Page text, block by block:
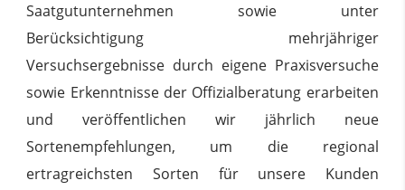
Saatgutunternehmen sowie unter
Berücksichtigung mehrjähriger
Versuchsergebnisse durch eigene Praxisversuche
sowie Erkenntnisse der Offizialberatung erarbeiten
und veröffentlichen wir jährlich neue
Sortenempfehlungen, um die regional
ertragreichsten Sorten für unsere Kunden